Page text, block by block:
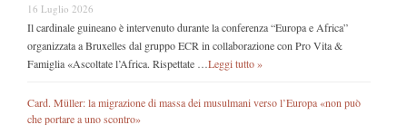
16 Luglio 2026
Il cardinale guineano è intervenuto durante la conferenza “Europa e Africa”
organizzata a Bruxelles dal gruppo ECR in collaborazione con Pro Vita &
Famiglia «Ascoltate l’Africa. Rispettate … Leggi tutto »
Card. Müller: la migrazione di massa dei musulmani verso l’Europa «non può
che portare a uno scontro»